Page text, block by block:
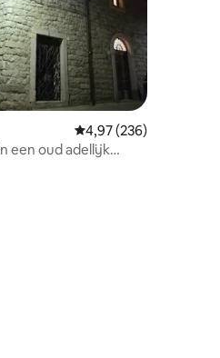
5 op 5, 51 recensies
Gemiddelde
4,97 (236)
adellijk